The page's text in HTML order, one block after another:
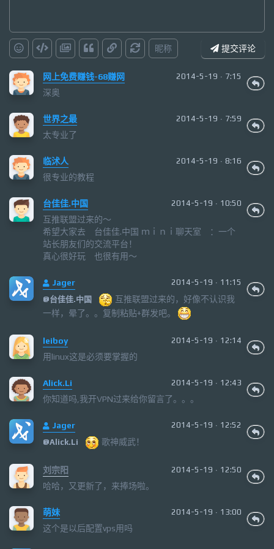
昵称 提交评论
网上免费赚钱-68赚网 2014-5-19 · 7:15
深奥
世界之最 2014-5-19 · 7:59
太专业了
临沭人 2014-5-19 · 8:16
很专业的教程
台佳佳.中国 2014-5-19 · 10:50
互推联盟过来的～
希望大家去 台佳佳.中国 ｍｉｎｉ聊天室 ：一个
站长朋友们的交流平台！
真心很好玩 也很有用～
Jager
2014-5-19 · 11:15
@台佳佳.中国
互推联盟过来的，好像不认识我
一样，晕了。。复制粘贴+群发吧。
leiboy 2014-5-19 · 12:14
用linux这是必须要掌握的
Alick.Li 2014-5-19 · 12:43
你知道吗,我开VPN过来给你留言了。。。
Jager
2014-5-19 · 12:52
@Alick.Li 歌神威武！
刘宗阳 2014-5-19 · 12:50
哈哈，又更新了，来捧场啦。
萌妹 2014-5-19 · 13:00
这个是以后配置vps用吗